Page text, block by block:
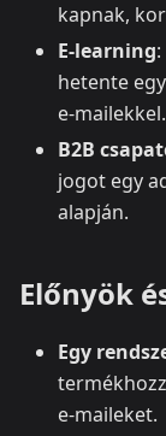
kapnak,
E‑learning
hetente
e‑mailekkel.
B2B
jogot egy
alapján.
Előnyök
Egy
e‑maileket.